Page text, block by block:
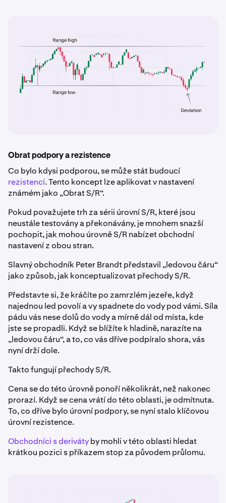
Obrat podpory a rezistence
Co bylo kdysi podporou, se může stát budoucí
rezistencí. Tento koncept lze aplikovat v nastavení
známém jako „Obrat S/R“.
Pokud považujete trh za sérii úrovní S/R, které jsou
neustále testovány a překonávány, je mnohem snazší
pochopit, jak mohou úrovně S/R nabízet obchodní
nastavení z obou stran.
Slavný obchodník Peter Brandt představil „ledovou čáru“
jako způsob, jak konceptualizovat přechody S/R.
Představte si, že kráčíte po zamrzlém jezeře, když
najednou led povolí a vy spadnete do vody pod vámi. Síla
pádu vás nese dolů do vody a mírně dál od místa, kde
jste se propadli. Když se blížíte k hladině, narazíte na
„ledovou čáru“, a to, co vás dříve podpíralo shora, vás
nyní drží dole.
Takto fungují přechody S/R.
Cena se do této úrovně ponoří několikrát, než nakonec
prorazí. Když se cena vrátí do této oblasti, je odmítnuta.
To, co dříve bylo úrovní podpory, se nyní stalo klíčovou
úrovní rezistence.
Obchodníci s derivátyby mohli v této oblasti hledat
krátkou pozici s příkazem stop za původem průlomu.